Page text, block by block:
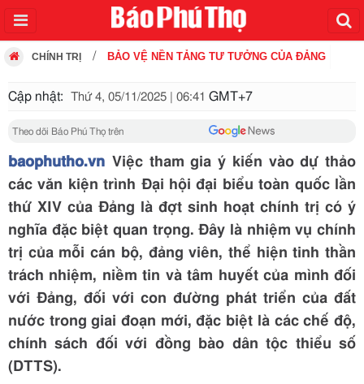
CHÍNH TRỊ BẢO VỆ NỀN TẢNG TƯ TƯỞNG CỦA ĐẢNG
Cập nhật: Thứ 4, 05/11/2025 | 06:41 GMT+7
Theo dõi Báo Phú Thọ trên
baophutho.vn Việc tham gia ý kiến vào dự thảo
các văn kiện trình Đại hội đại biểu toàn quốc lần
thứ XIV của Đảng là đợt sinh hoạt chính trị có ý
nghĩa đặc biệt quan trọng. Đây là nhiệm vụ chính
trị của mỗi cán bộ, đảng viên, thể hiện tinh thần
trách nhiệm, niềm tin và tâm huyết của mình đối
với Đảng, đối với con đường phát triển của đất
nước trong giai đoạn mới, đặc biệt là các chế độ,
chính sách đối với đồng bào dân tộc thiểu số
(DTTS).